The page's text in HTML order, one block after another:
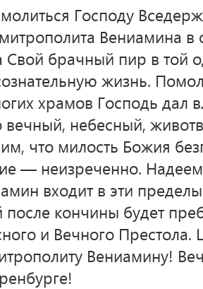
Господу
Вениамина в
Свой брачный пир в той
жизнь.
храмов Господь дал
вечный, небесный,
что милость Божия
— неизреченно.
входит в эти
после кончины будет
и Вечного
Вениамину!